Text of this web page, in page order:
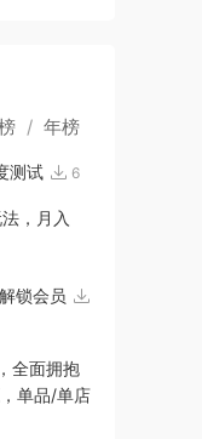
/ 年榜
测试 6
，月入
锁会员
全面拥抱
单品/单店